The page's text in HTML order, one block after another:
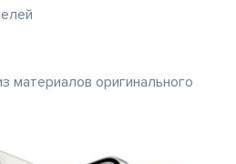
материалов оригинального